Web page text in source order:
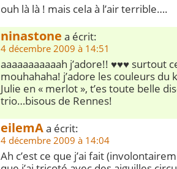
ouh là là ! mais cela à l’air terrible….
ninastone a écrit:
4 décembre 2009 à 14:51
aaaaaaaaaaah j’adore!! ♥♥♥ surtout
mouhahaha! j’adore les couleurs du
Julie en « merlot », t’es toute belle
trio…bisous de Rennes!
eilemAa écrit:
4 décembre 2009 à 14:04
Ah c’est ce que j’ai fait